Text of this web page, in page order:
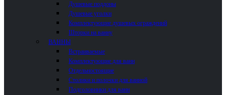
Душевые поддоны
Душевые уголки
Комплектующие душевых ограждений
Шторки на ванну
ВАННЫ
Встраиваемые
Комплектующие для ванн
Отдельностоящие
Столики и полочки для ванной
Подголовники для ванн